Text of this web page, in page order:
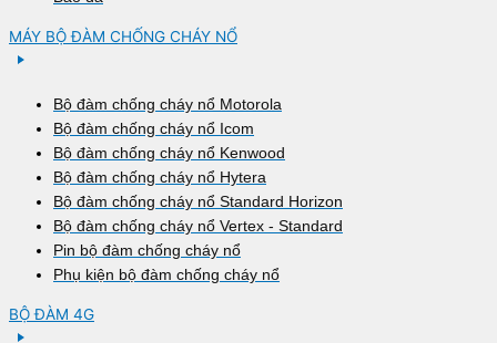
MÁY BỘ ĐÀM CHỐNG CHÁY NỔ
Bộ đàm chống cháy nổ Motorola
Bộ đàm chống cháy nổ Icom
Bộ đàm chống cháy nổ Kenwood
Bộ đàm chống cháy nổ Hytera
Bộ đàm chống cháy nổ Standard Horizon
Bộ đàm chống cháy nổ Vertex - Standard
Pin bộ đàm chống cháy nổ
Phụ kiện bộ đàm chống cháy nổ
BỘ ĐÀM 4G